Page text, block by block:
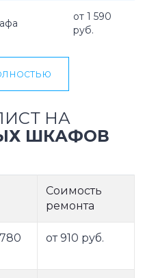
от 1 590
руб.
НА
ШКАФОВ
Соимость
ремонта
от 910 руб.